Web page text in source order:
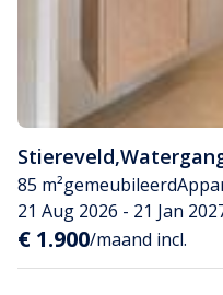
Stiereveld,
85 m²gemeubileerd
21 Aug 2026 - 21 Jan
€ 1.900/maand incl.